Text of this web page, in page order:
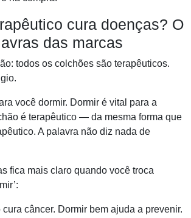
cura doenças? O
das marcas
todos os colchões são terapêuticos.
você dormir. Dormir é vital para a
é terapêutico — da mesma forma que
A palavra não diz nada de
fica mais claro quando você troca
câncer. Dormir bem ajuda a prevenir.